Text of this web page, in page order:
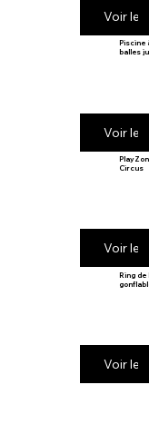
Voir le
Piscine
balles
Voir le
Circus
Voir le
Ring de
Voir le